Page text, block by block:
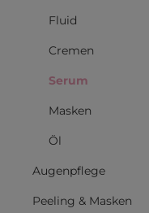
Fluid
Cremen
Serum
Masken
Öl
Augenpflege
Peeling & Masken